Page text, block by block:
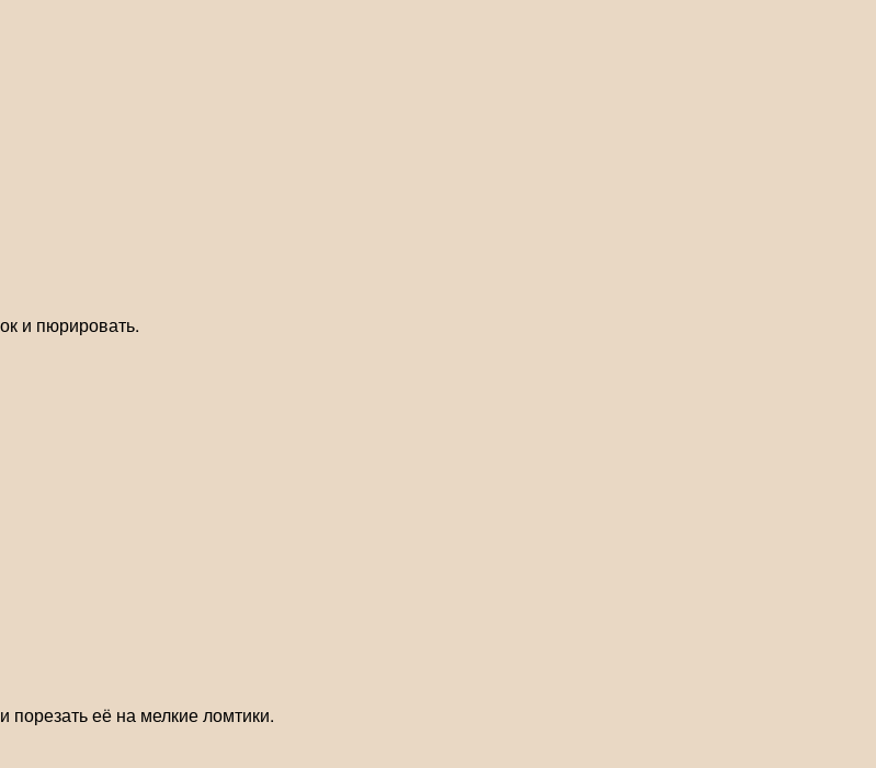
и пюрировать.
порезать её на мелкие ломтики.